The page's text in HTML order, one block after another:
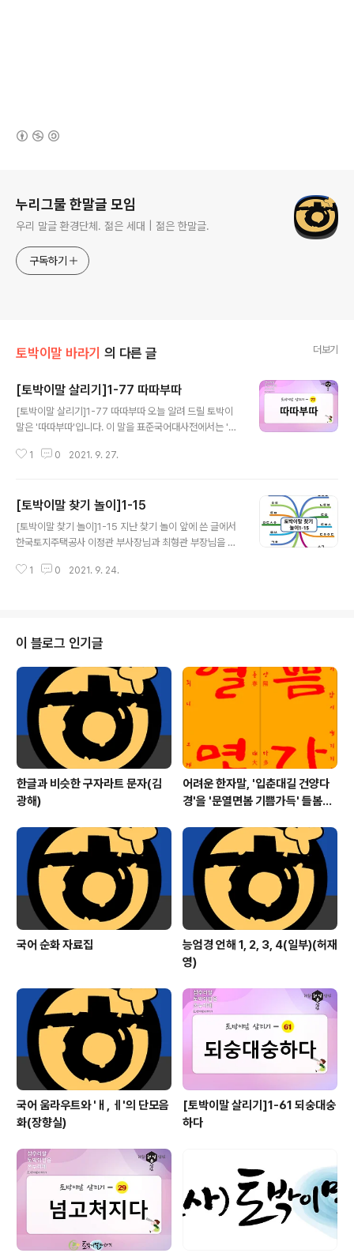
누리그물 한말글 모임
우리 말글 환경단체. 젊은 세대 | 젊은 한말글.
구독하기
토박이말 바라기 의 다른 글 더보기
[토박이말 살리기]1-77 따따부따
[토박이말 살리기]1-77 따따부따 오늘 알려 드릴 토박이
말은 '따따부따'입니다. 이 말을 표준국어대사전에서는 '딱
를 하고 있습니다. 그리고 "네가 왜 따따부따 남의 일에 참
그 모양을 나타내는 말'이라고 풀이를 했습니다. 보기월로
"운전사는 그에게 시비를 걸듯이 뻐드렁니를 드러내며 따
따부따 따지는 것이었다."를 들었습니다. 두 곳의 풀이를 보
는 소리'라고 했고 고려대한국어대사전은 '시비하는 소
1 0 2021. 9. 27.
[토박이말 찾기 놀이]1-15
[토박이말 찾기 놀이]1-15 지난 찾기 놀이 앞에 쓴 글에서
한국토지주택공사 이정관 부사장님과 최형관 부장님을 뵙
있으면 알려드리겠다고 했었습니다. 그 뒤에 한국토지주택
에 한국토지주택공사를 넣어 만들어 알리기로 했습니다.
앞으로 도울 일이 있으면 돕겠다는 말씀이 있었다니 더욱
힘이 납니다. 그리고 진주시, 진주시교육지원청, 진주와이
엠시에이, 토박이말바라기가 함께 진주시 평거동에 있는
녹지공원을 토박이말로 꾸미고 그 이름을 '토박이말 한뜰
(공원)'으로 붙이는 일을 하기로 입다짐을 ..
1 0 2021. 9. 24.
이 블로그 인기글
한글과 비슷한 구자라트 문자(김
광해)
어려운 한자말, '입춘대길 건양다
경'을 '문열면봄 기쁨가득' 들봄빎
국어 순화 자료집
능엄경 언해 1, 2, 3, 4(일부)(허재
영)
국어 움라우트와 'ㅐ, ㅔ'의 단모음
화(장향실)
[토박이말 살리기]1-61 되숭대숭
하다